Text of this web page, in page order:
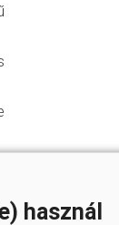
használ